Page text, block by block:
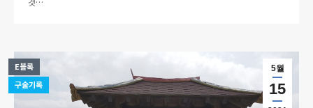
5월
15
E블록
구술기록